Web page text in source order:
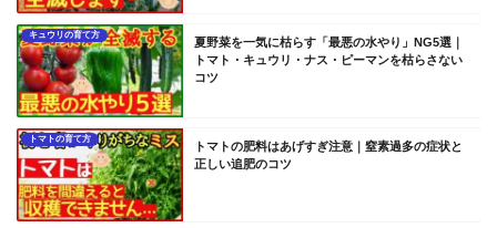
キュウリの育て方
夏野菜を一気に枯らす「最悪の水やり」NG5選｜
トマト・キュウリ・ナス・ピーマンを枯らさない
コツ
トマトの育て方
トマトの肥料はあげすぎ注意｜窒素過多の症状と
正しい追肥のコツ